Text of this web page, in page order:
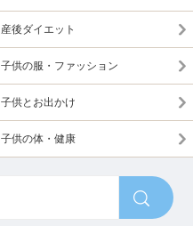
産後ダイエット
子供の服・ファッション
子供とお出かけ
子供の体・健康